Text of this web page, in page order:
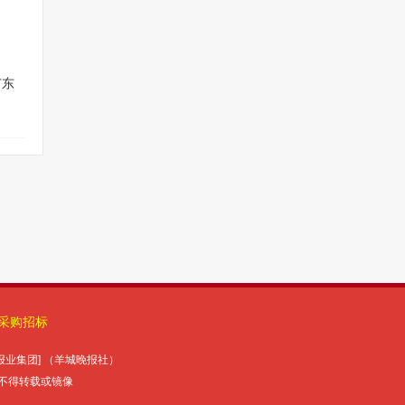
购招标
集团] （羊城晚报社）
得转载或镜像